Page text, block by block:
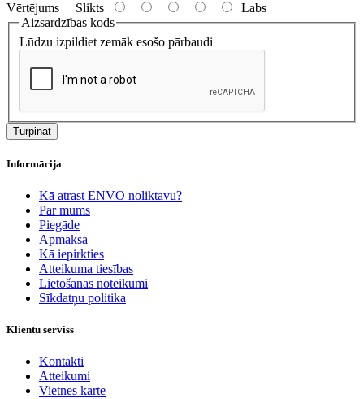
Vērtējums Slikts
Labs
Aizsardzības kods
Lūdzu izpildiet zemāk esošo pārbaudi
Turpināt
Informācija
Kā atrast ENVO noliktavu?
Par mums
Piegāde
Apmaksa
Kā iepirkties
Atteikuma tiesības
Lietošanas noteikumi
Sīkdatņu politika
Klientu serviss
Kontakti
Atteikumi
Vietnes karte